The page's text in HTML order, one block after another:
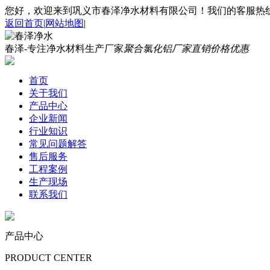
您好，欢迎来到巩义市春泽净水材料有限公司！我们的客服热
返回首页|网站地图|
春泽-专注净水材料生产厂家聚合氯化铝厂家直销价格优惠
首页
关于我们
产品中心
企业新闻
行业知识
常见问题解答
售后服务
工程案例
生产现场
联系我们
产品中心
PRODUCT CENTER